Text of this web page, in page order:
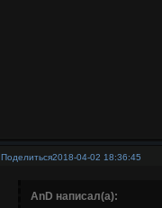
Поделиться2018-04-02 18:36:45
AnD написал(а):